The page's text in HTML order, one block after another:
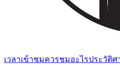
เวลาเข้าชมควรชมอะไรประวัติศ